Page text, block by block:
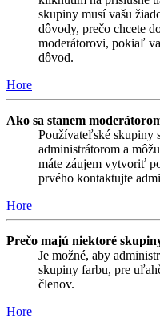
skupiny musí vašu
dôvody, prečo chcete
moderátorovi, pokiaľ
dôvod.
Hore
Ako sa stanem
Používateľské skupiny
administrátorom a
máte záujem vytvoriť
prvého kontaktujte
Hore
Prečo majú niektoré
Je možné, aby
skupiny farbu, pre
členov.
Hore